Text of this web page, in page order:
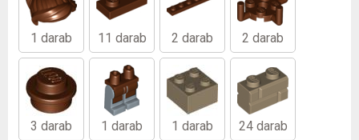
1 darab 11 darab 2 darab 2 darab
3 darab 1 darab 1 darab 24 darab